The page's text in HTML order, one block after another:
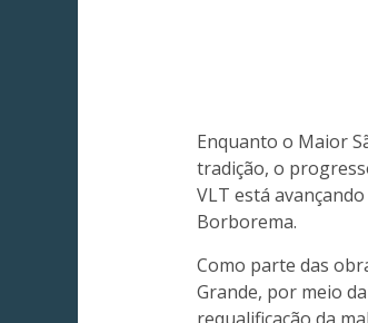
Enquanto o Maior
tradição, o
VLT está
Borborema.
Como parte das
Grande, por meio